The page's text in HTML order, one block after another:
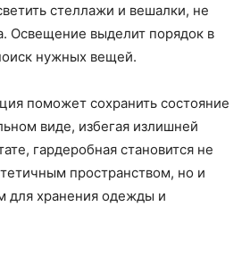
стеллажи и вешалки, не
Освещение выделит порядок в
нужных вещей.
поможет сохранить состояние
виде, избегая излишней
гардеробная становится не
пространством, но и
для хранения одежды и